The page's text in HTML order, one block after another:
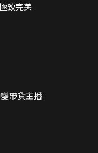
致完美
帶貨主播